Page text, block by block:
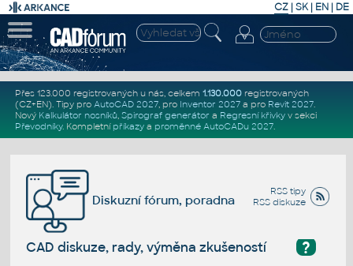
CZ | SK| EN | DE
Přes 123.000 registrovaných u nás, celkem 1.130.000registrovaných
(CZ+EN). Tipy pro AutoCAD 2027, pro Inventor 2027a pro Revit 2027.
Nový Kalkulátor nosníků, Spirograf generátor a Regresní křivkyv sekci
Převodníky. Kompletní příkazya proměnné AutoCADu 2027.
RSS tipy
RSS diskuze
Diskuzní fórum, poradna
?
CAD diskuze, rady, výměna zkušeností